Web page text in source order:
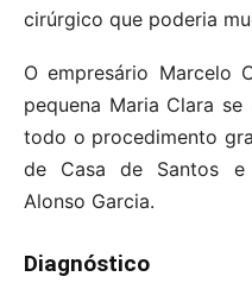
cirúrgico que poderia
O empresário Marcelo
pequena Maria Clara
todo o procedimento
de Casa de Santos e
Alonso Garcia.
Diagnóstico